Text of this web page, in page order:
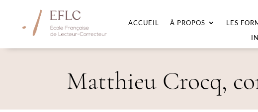
ACCUEIL À PROPOS LES
Matthieu Crocq,